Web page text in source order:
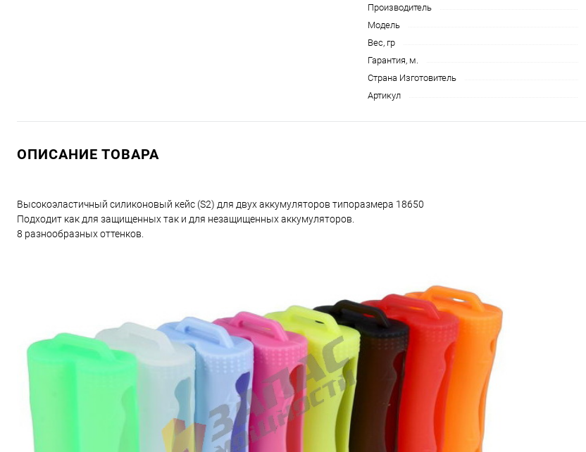
Производитель
Модель
Вес, гр
Гарантия, м.
Страна Изготовитель
Артикул
ОПИСАНИЕ ТОВАРА
Высокоэластичный силиконовый кейс (S2) для двух аккумуляторов типоразмера 18650
Подходит как для защищенных так и для незащищенных аккумуляторов.
8 разнообразных оттенков.